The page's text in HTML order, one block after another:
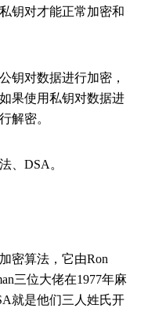
钥对才能正常加密和
钥对数据进行加密，
果使用私钥对数据进
解密。
、DSA。
密算法，它由Ron
三位大佬在1977年麻
就是他们三人姓氏开